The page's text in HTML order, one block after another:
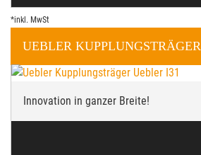
*inkl. MwSt
UEBLER
Innovation in ganzer Breite!